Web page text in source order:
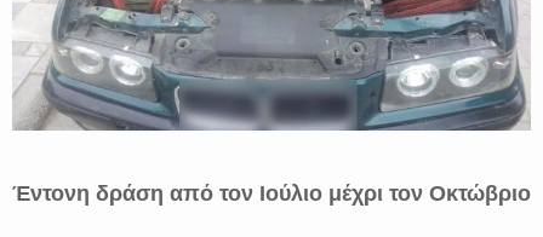
Έντονη δράση από τον Ιούλιο μέχρι τον Οκτώβριο